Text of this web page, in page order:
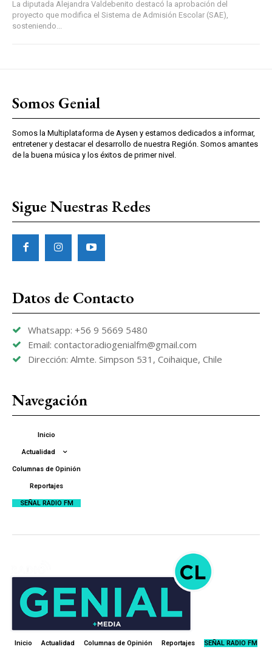
La diputada Alejandra Valdebenito destacó la aprobación del
proyecto que modifica el Sistema de Admisión Escolar (SAE),
sosteniendo...
Somos Genial
Somos la Multiplataforma de Aysen y estamos dedicados a informar,
entretener y destacar el desarrollo de nuestra Región. Somos amantes
de la buena música y los éxitos de primer nivel.
Sigue Nuestras Redes
Datos de Contacto
Whatsapp: +56 9 5669 5480
Email: contactoradiogenialfm@gmail.com
Dirección: Almte. Simpson 531, Coihaique, Chile
Navegación
Inicio
Actualidad
Columnas de Opinión
Reportajes
SEÑAL RADIO FM
Inicio Actualidad Columnas de Opinión Reportajes SEÑAL RADIO FM